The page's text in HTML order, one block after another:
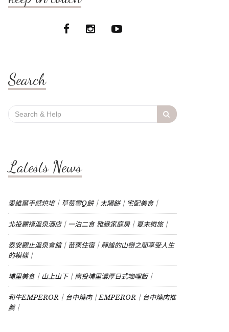
Search
Search
for:
Latests News
愛維爾手感烘培｜草莓雪Q餅｜太陽餅｜宅配美食｜
北投麗禧溫泉酒店｜一泊二食 雅緻家庭房｜夏末微旅｜
泰安觀止溫泉會館｜苗栗住宿｜靜謐的山巒之間享受人生
的模樣｜
埔里美食｜山上山下｜南投埔里濃厚日式咖哩飯｜
和牛EMPEROR｜台中燒肉｜EMPEROR｜台中燒肉推
薦｜